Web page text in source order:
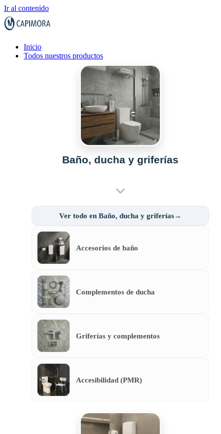
Ir al contenido
Inicio
Todos nuestros productos
Baño, ducha y griferías
Ver todo en Baño, ducha y griferías→
Accesorios de baño
Complementos de ducha
Griferías y complementos
Accesibilidad (PMR)